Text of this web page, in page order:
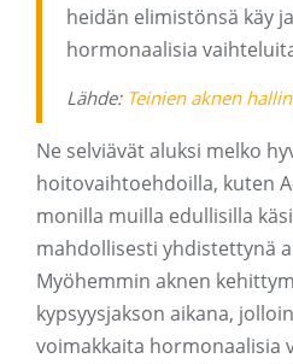
heidän elimistönsä käy
hormonaalisia
Lähde: Teinien aknen
Ne selviävät aluksi melko
hoitovaihtoehdoilla, kuten
monilla muilla edullisilla
mahdollisesti yhdistettynä
Myöhemmin aknen
kypsyysjakson aikana,
voimakkaita hormonaalisia